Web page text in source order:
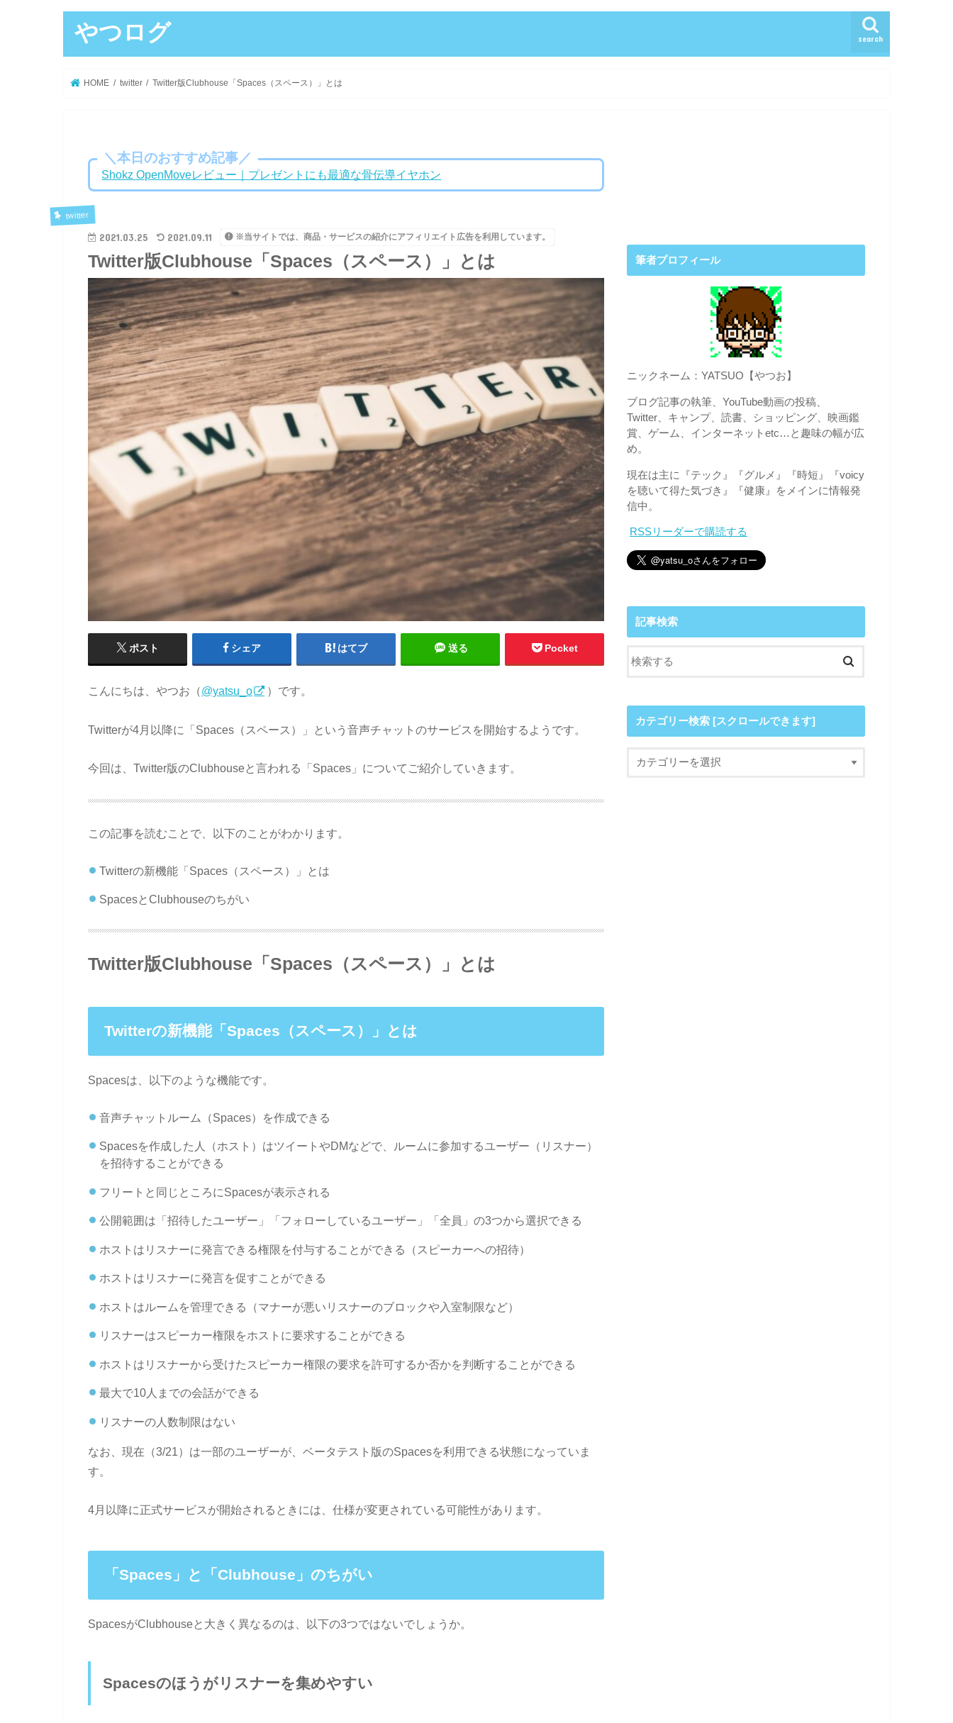
やつログ search
HOME twitter Twitter版Clubhouse「Spaces（スペース）」とは
＼本日のおすすめ記事／
Shokz OpenMoveレビュー｜プレゼントにも最適な骨伝導イヤホン
twitter
2021.03.25 2021.09.11 ※当サイトでは、商品・サービスの紹介にアフィリエイト広告を利用しています。
Twitter版Clubhouse「Spaces（スペース）」とは
ポスト シェア はてブ 送る Pocket
こんにちは、やつお（@yatsu_o ）です。
Twitterが4月以降に「Spaces（スペース）」という音声チャットのサービスを開始するようです。
今回は、Twitter版のClubhouseと言われる「Spaces」についてご紹介していきます。
この記事を読むことで、以下のことがわかります。
Twitterの新機能「Spaces（スペース）」とは
SpacesとClubhouseのちがい
Twitter版Clubhouse「Spaces（スペース）」とは
Twitterの新機能「Spaces（スペース）」とは
Spacesは、以下のような機能です。
音声チャットルーム（Spaces）を作成できる
Spacesを作成した人（ホスト）はツイートやDMなどで、ルームに参加するユーザー（リスナー）
を招待することができる
フリートと同じところにSpacesが表示される
公開範囲は「招待したユーザー」「フォローしているユーザー」「全員」の3つから選択できる
ホストはリスナーに発言できる権限を付与することができる（スピーカーへの招待）
ホストはリスナーに発言を促すことができる
ホストはルームを管理できる（マナーが悪いリスナーのブロックや入室制限など）
リスナーはスピーカー権限をホストに要求することができる
ホストはリスナーから受けたスピーカー権限の要求を許可するか否かを判断することができる
最大で10人までの会話ができる
リスナーの人数制限はない
なお、現在（3/21）は一部のユーザーが、ベータテスト版のSpacesを利用できる状態になっていま
す。
4月以降に正式サービスが開始されるときには、仕様が変更されている可能性があります。
「Spaces」と「Clubhouse」のちがい
SpacesがClubhouseと大きく異なるのは、以下の3つではないでしょうか。
Spacesのほうがリスナーを集めやすい
筆者プロフィール
ニックネーム：YATSUO【やつお】
ブログ記事の執筆、YouTube動画の投稿、
Twitter、キャンプ、読書、ショッピング、映画鑑
賞、ゲーム、インターネットetc…と趣味の幅が広
め。
現在は主に『テック』『グルメ』『時短』『voicy
を聴いて得た気づき』『健康』をメインに情報発
信中。
RSSリーダーで購読する
記事検索
カテゴリー検索 [スクロールできます]